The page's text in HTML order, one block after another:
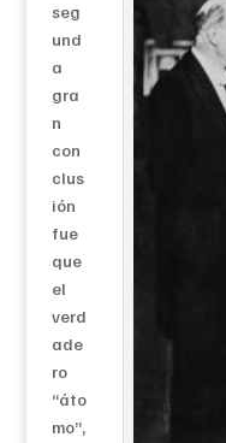
seg
und
a
gra
n
con
clus
ión
fue
que
el
verd
ade
ro
“áto
mo”,